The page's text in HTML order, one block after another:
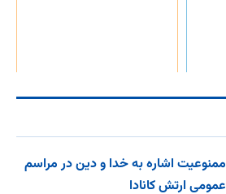
ممنوعیت اشاره به خدا و دین در مراسم
عمومی ارتش کانادا